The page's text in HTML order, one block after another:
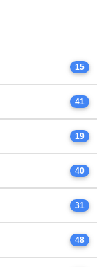
15
41
19
40
31
48